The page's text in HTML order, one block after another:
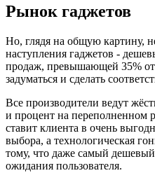
Рынок гаджетов
Но, глядя на общую картину,
наступления гаджетов -
продаж, превышающей 35% от
задуматься и сделать
Все производители ведут
и процент на переполненном
ставит клиента в очень
выбора, а технологическая
тому, что даже самый
ожидания пользователя.